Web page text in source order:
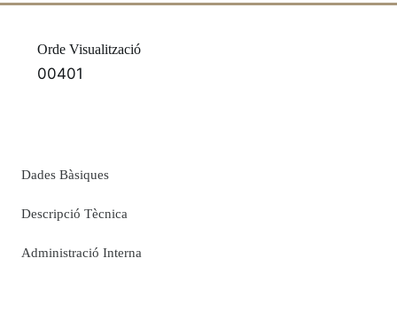
Orde Visualització
00401
Dades Bàsiques
Descripció Tècnica
Administració Interna